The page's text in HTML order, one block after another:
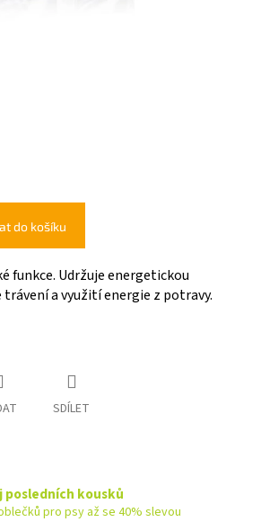
do košíku
funkce. Udržuje energetickou
a využití energie z potravy.
SDÍLET
posledních kousků
pro psy až se 40% slevou